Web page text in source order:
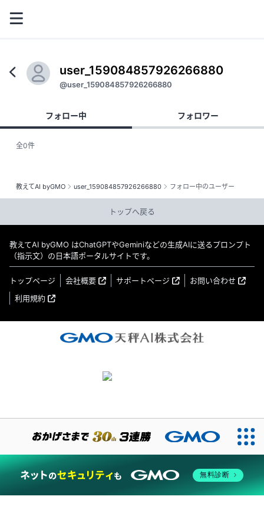
user_159084857926266880
@user_159084857926266880
フォロー中 フォロワー
全0件
教えてAI byGMO user_159084857926266880 フォロー中のユーザー
トップへ戻る
教えてAI byGMO はChatGPTやGeminiなどの生成AIに送るプロンプト
（指示文）の日本語ポータルサイトです。
トップページ 会社概要 サポートページ
お問い合わせ
利用規約
無料診断